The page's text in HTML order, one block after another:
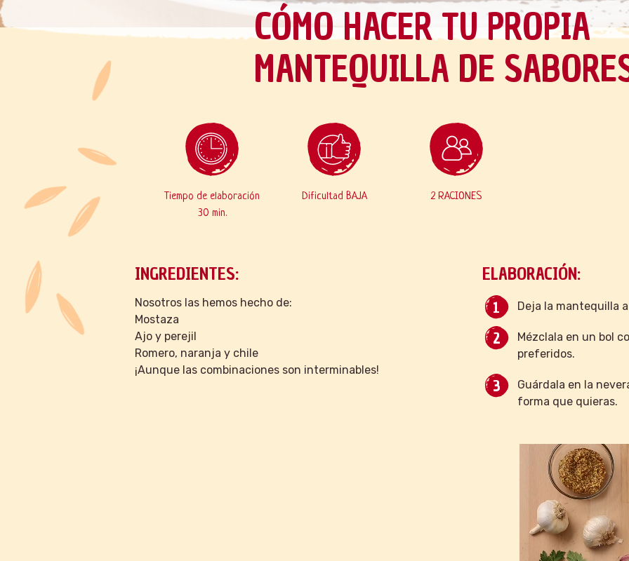
CÓMO HACER TU PROPIA
MANTEQUILLA DE
Tiempo de elaboración
30 min.
Dificultad BAJA 2 RACIONES
INGREDIENTES:
Nosotros las hemos hecho de:
Mostaza
Ajo y perejil
Romero, naranja y chile
¡Aunque las combinaciones son interminables!
ELABORACIÓN:
Deja la mantequilla
Mézclala en un bol
preferidos.
Guárdala en la
forma que quieras.